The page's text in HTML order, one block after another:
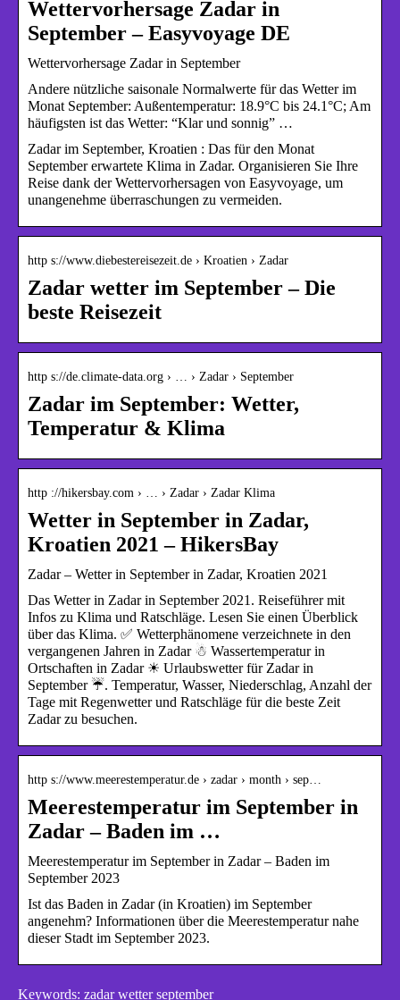
Wettervorhersage Zadar in
September – Easyvoyage DE
Wettervorhersage Zadar in September
Andere nützliche saisonale Normalwerte für das Wetter im
Monat September: Außentemperatur: 18.9°C bis 24.1°C; Am
häufigsten ist das Wetter: “Klar und sonnig” …
Zadar im September, Kroatien : Das für den Monat
September erwartete Klima in Zadar. Organisieren Sie Ihre
Reise dank der Wettervorhersagen von Easyvoyage, um
unangenehme überraschungen zu vermeiden.
http s://www.diebestereisezeit.de › Kroatien › Zadar
Zadar wetter im September – Die
beste Reisezeit
http s://de.climate-data.org › … › Zadar › September
Zadar im September: Wetter,
Temperatur & Klima
http ://hikersbay.com › … › Zadar › Zadar Klima
Wetter in September in Zadar,
Kroatien 2021 – HikersBay
Zadar – Wetter in September in Zadar, Kroatien 2021
Das Wetter in Zadar in September 2021. Reiseführer mit
Infos zu Klima und Ratschläge. Lesen Sie einen Überblick
über das Klima. ✅ Wetterphänomene verzeichnete in den
vergangenen Jahren in Zadar ☃ Wassertemperatur in
Ortschaften in Zadar ☀ Urlaubswetter für Zadar in
September ☔. Temperatur, Wasser, Niederschlag, Anzahl der
Tage mit Regenwetter und Ratschläge für die beste Zeit
Zadar zu besuchen.
http s://www.meerestemperatur.de › zadar › month › sep…
Meerestemperatur im September in
Zadar – Baden im …
Meerestemperatur im September in Zadar – Baden im
September 2023
Ist das Baden in Zadar (in Kroatien) im September
angenehm? Informationen über die Meerestemperatur nahe
dieser Stadt im September 2023.
Keywords: zadar wetter september